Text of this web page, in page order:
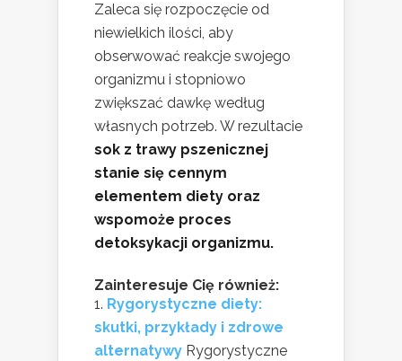
Zaleca się rozpoczęcie od
niewielkich ilości, aby
obserwować reakcje swojego
organizmu i stopniowo
zwiększać dawkę według
własnych potrzeb. W rezultacie
sok z trawy pszenicznej
stanie się cennym
elementem diety oraz
wspomoże proces
detoksykacji organizmu.
Zainteresuje Cię również:
Rygorystyczne diety:
skutki, przykłady i zdrowe
alternatywy Rygorystyczne